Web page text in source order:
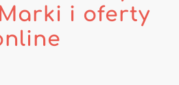
i oferty